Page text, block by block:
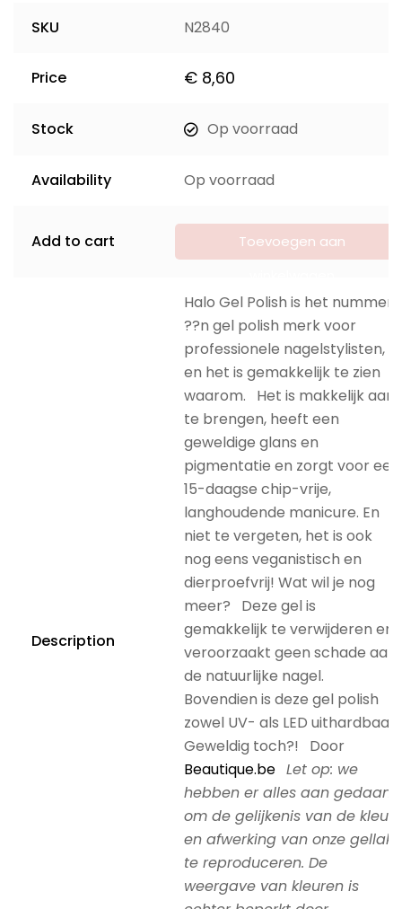
SKU N2840
Price € 8,60
Stock Op voorraad
Availability Op voorraad
Add to cart
Toevoegen aan
Description
Halo Gel Polish is het nummer
??n gel polish merk voor
professionele nagelstylisten,
en het is gemakkelijk te zien
waarom. Het is makkelijk aan
te brengen, heeft een
geweldige glans en
pigmentatie en zorgt voor een
15-daagse chip-vrije,
langhoudende manicure. En
niet te vergeten, het is ook
nog eens veganistisch en
dierproefvrij! Wat wil je nog
meer? Deze gel is
gemakkelijk te verwijderen en
veroorzaakt geen schade aan
de natuurlijke nagel.
Bovendien is deze gel polish
zowel UV- als LED uithardbaar.
Geweldig toch?! Door
Beautique.be Let op: we
hebben er alles aan gedaan
om de gelijkenis van de kleur
en afwerking van onze gellak
te reproduceren. De
weergave van kleuren is